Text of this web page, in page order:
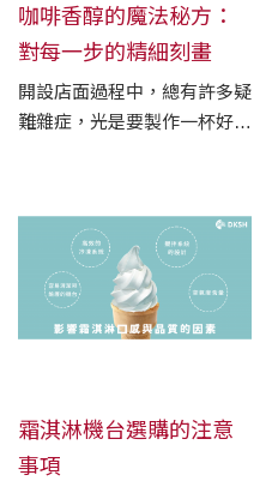
咖啡香醇的魔法秘方：
對每一步的精細刻畫
開設店面過程中，總有許多疑
難雜症，光是要製作一杯好喝
一環節都環環相扣，而好的咖
啡設備會讓風味更上一層樓，
滿足顧客的味蕾體驗。我們以
專業指引，幫助您選擇最 適
合的設備，為您的咖啡事業注
霜淇淋機台選購的注意
事項